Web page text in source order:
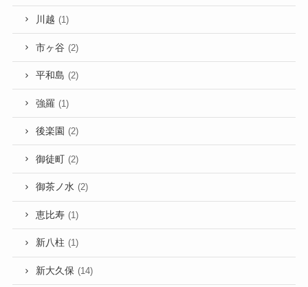
川越 (1)
市ヶ谷 (2)
平和島 (2)
強羅 (1)
後楽園 (2)
御徒町 (2)
御茶ノ水 (2)
恵比寿 (1)
新八柱 (1)
新大久保 (14)